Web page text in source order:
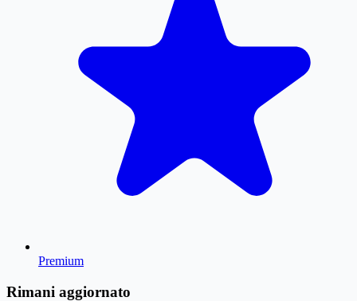
Premium
Rimani aggiornato